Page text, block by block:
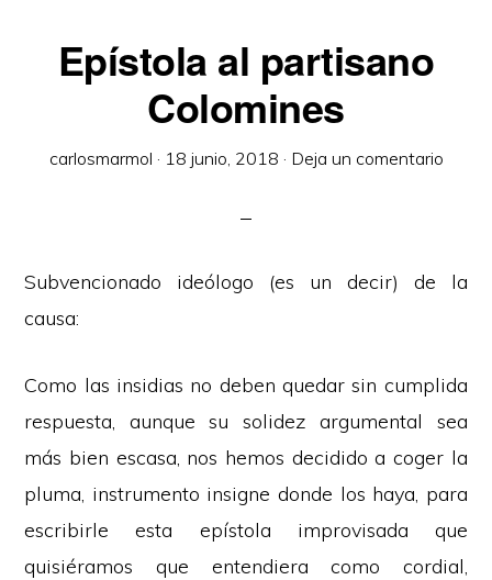
Epístola al partisano
Colomines
carlosmarmol · 18 junio, 2018 · Deja un comentario
Subvencionado ideólogo (es un decir) de la
causa:
Como las insidias no deben quedar sin cumplida
respuesta, aunque su solidez argumental sea
más bien escasa, nos hemos decidido a coger la
pluma, instrumento insigne donde los haya, para
escribirle esta epístola improvisada que
quisiéramos que entendiera como cordial,